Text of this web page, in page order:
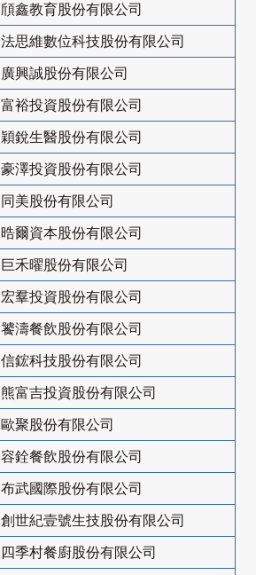
頎鑫教育股份有限公司
法思維數位科技股份有限公司
廣興誠股份有限公司
富裕投資股份有限公司
穎銳生醫股份有限公司
豪澤投資股份有限公司
同美股份有限公司
晧爾資本股份有限公司
巨禾曜股份有限公司
宏羣投資股份有限公司
饕濤餐飲股份有限公司
信鋐科技股份有限公司
熊富吉投資股份有限公司
歐聚股份有限公司
容銓餐飲股份有限公司
布武國際股份有限公司
創世紀壹號生技股份有限公司
四季村餐廚股份有限公司